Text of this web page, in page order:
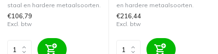
staal en hardere metaalsoorten.
€106,79
Excl. btw
en hardere metaalsoorten.
€216,44
Excl. btw